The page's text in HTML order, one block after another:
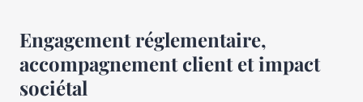
Engagement réglementaire,
accompagnement client et impact
sociétal